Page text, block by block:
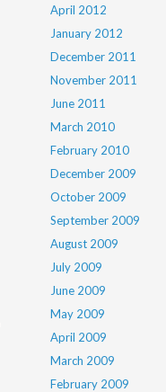
April 2012
January 2012
December 2011
November 2011
June 2011
March 2010
February 2010
December 2009
October 2009
September 2009
August 2009
July 2009
June 2009
May 2009
April 2009
March 2009
February 2009